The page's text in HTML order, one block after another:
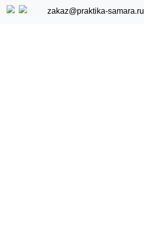
zakaz@praktika-samara.ru